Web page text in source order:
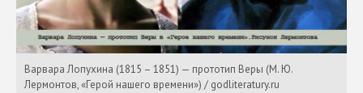
Варвара Лопухина (1815 – 1851) — прототип Веры (М. Ю.
Лермонтов, «Герой нашего времени») / godliteratury.ru